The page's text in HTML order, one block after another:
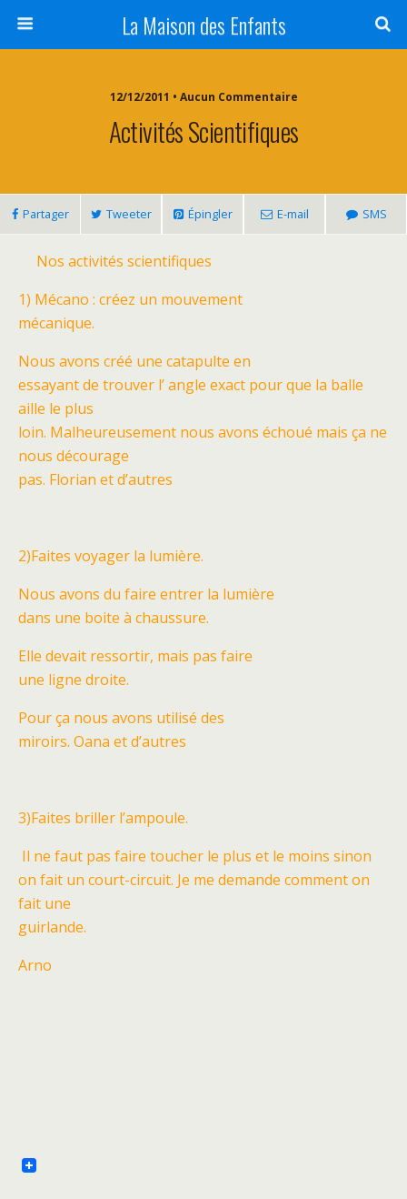
La Maison des Enfants
12/12/2011 • Aucun Commentaire
Activités Scientifiques
Partager Tweeter Épingler E-mail SMS
Nos activités scientifiques
1) Mécano : créez un mouvement
mécanique.
Nous avons créé une catapulte en
essayant de trouver l’ angle exact pour que la balle
aille le plus
loin. Malheureusement nous avons échoué mais ça ne
nous décourage
pas. Florian et d’autres
2)Faites voyager la lumière.
Nous avons du faire entrer la lumière
dans une boite à chaussure.
Elle devait ressortir, mais pas faire
une ligne droite.
Pour ça nous avons utilisé des
miroirs. Oana et d’autres
3)Faites briller l’ampoule.
Il ne faut pas faire toucher le plus et le moins sinon
on fait un court-circuit. Je me demande comment on
fait une
guirlande.
Arno